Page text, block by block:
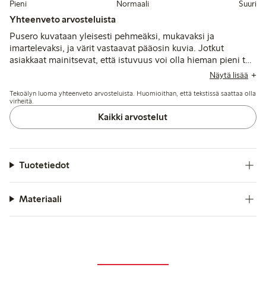
Pieni Normaali Suuri
Yhteenveto arvosteluista
Pusero kuvataan yleisesti pehmeäksi, mukavaksi ja
imartelevaksi, ja värit vastaavat pääosin kuvia. Jotkut
asiakkaat mainitsevat, että istuvuus voi olla hieman pieni tai
epätavallinen hihojen kohdalla, ja muutamat tuovat esiin
kanssa ajan myötä.
Näytä lisää
Tekoälyn luoma yhteenveto arvosteluista. Huomioithan, että tekstissä saattaa olla
virheitä.
Kaikki arvostelut
Tuotetiedot
Materiaali